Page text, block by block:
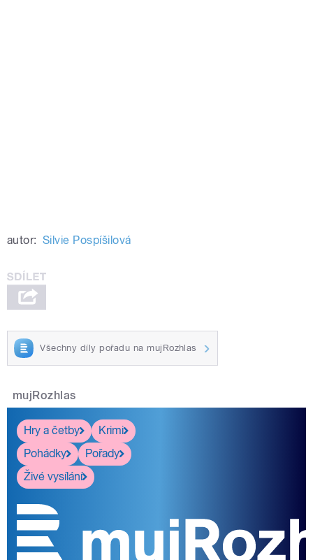
autor: Silvie Pospíšilová
Všechny díly pořadu na mujRozhlas
mujRozhlas
Hry a četby
Krimi
Pohádky
Pořady
Živé vysílání